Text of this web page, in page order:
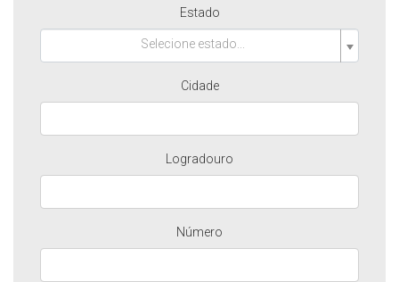
Estado
Selecione estado...
Cidade
Logradouro
Número